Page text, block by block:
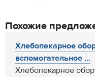
Похожие
Хлебопекарное
вспомогательное ...
Хлебопекарное